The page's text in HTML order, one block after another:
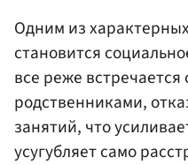
Одним из
становится
все реже встречается
родственниками,
занятий, что
усугубляет само